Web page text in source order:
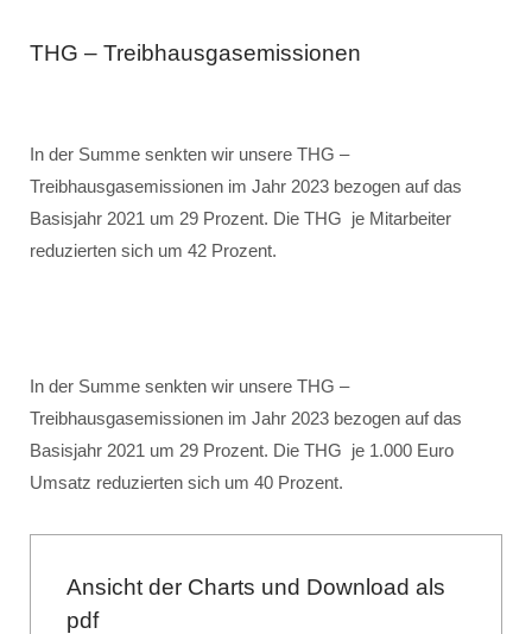
THG – Treibhausgasemissionen
In der Summe senkten wir unsere THG –
Treibhausgasemissionen im Jahr 2023 bezogen auf das
Basisjahr 2021 um 29 Prozent. Die THG je Mitarbeiter
reduzierten sich um 42 Prozent.
In der Summe senkten wir unsere THG –
Treibhausgasemissionen im Jahr 2023 bezogen auf das
Basisjahr 2021 um 29 Prozent. Die THG je 1.000 Euro
Umsatz reduzierten sich um 40 Prozent.
Ansicht der Charts und Download als
pdf